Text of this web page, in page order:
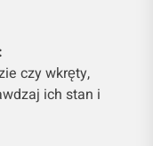
czy wkręty,
ich stan i